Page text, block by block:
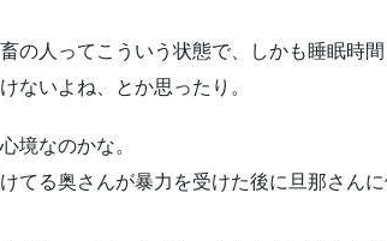
の人ってこういう状態で、しかも睡眠時
ないよね、とか思ったり。
境なのかな。
てる奥さんが暴力を受けた後に旦那さん